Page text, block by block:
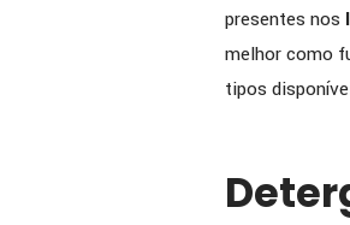
presentes nos
melhor como
tipos